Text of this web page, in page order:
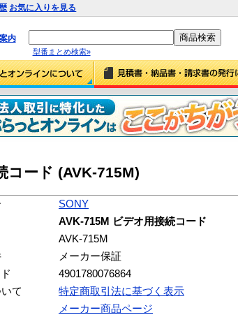
お気に入りを見る
内
型番まとめ検索»
コード (AVK-715M)
SONY
AVK-715M ビデオ用接続コード
AVK-715M
メーカー保証
4901780076864
て
特定商取引法に基づく表示
メーカー商品ページ